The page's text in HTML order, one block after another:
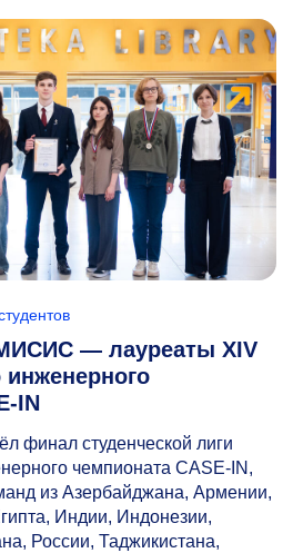
— лауреаты XIV
IN
студенческой лиги
чемпионата CASE-IN,
из Азербайджана, Армении,
Индии, Индонезии,
России, Таджикистана,